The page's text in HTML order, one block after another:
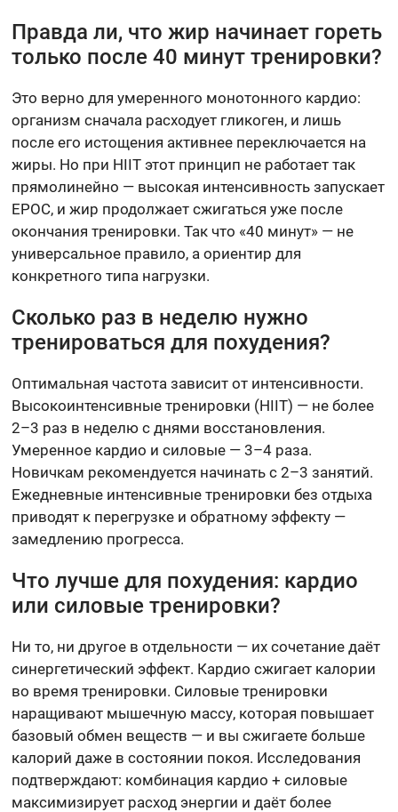
Правда ли, что жир начинает гореть
только после 40 минут тренировки?
Это верно для умеренного монотонного кардио:
организм сначала расходует гликоген, и лишь
после его истощения активнее переключается на
жиры. Но при HIIT этот принцип не работает так
прямолинейно — высокая интенсивность запускает
EPOC, и жир продолжает сжигаться уже после
окончания тренировки. Так что «40 минут» — не
универсальное правило, а ориентир для
конкретного типа нагрузки.
Сколько раз в неделю нужно
тренироваться для похудения?
Оптимальная частота зависит от интенсивности.
Высокоинтенсивные тренировки (HIIT) — не более
2–3 раз в неделю с днями восстановления.
Умеренное кардио и силовые — 3–4 раза.
Новичкам рекомендуется начинать с 2–3 занятий.
Ежедневные интенсивные тренировки без отдыха
приводят к перегрузке и обратному эффекту —
замедлению прогресса.
Что лучше для похудения: кардио
или силовые тренировки?
Ни то, ни другое в отдельности — их сочетание даёт
синергетический эффект. Кардио сжигает калории
во время тренировки. Силовые тренировки
наращивают мышечную массу, которая повышает
базовый обмен веществ — и вы сжигаете больше
калорий даже в состоянии покоя. Исследования
подтверждают: комбинация кардио + силовые
максимизирует расход энергии и даёт более